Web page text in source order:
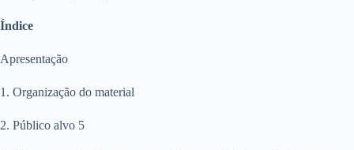
Índice
Apresentação
1. Organização do material
2. Público alvo 5